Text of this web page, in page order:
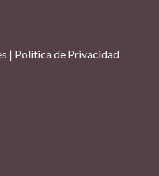
| Política de Privacidad